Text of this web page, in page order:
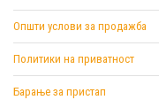
Општи услови за продажба
Политики на приватност
Барање за пристап